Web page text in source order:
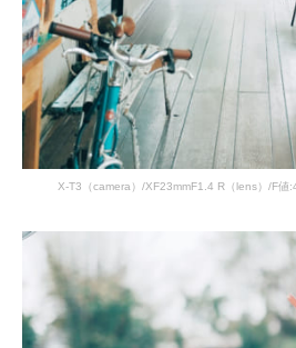
X-T3（camera）/XF23mmF1.4 R（lens）/F値